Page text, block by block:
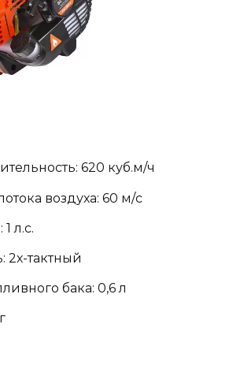
620 куб.м/ч
воздуха: 60 м/с
л.с.
2х-тактный
бака: 0,6 л